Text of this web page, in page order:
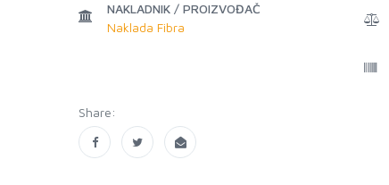
NAKLADNIK / PROIZVOĐAČ
Naklada Fibra
Share: